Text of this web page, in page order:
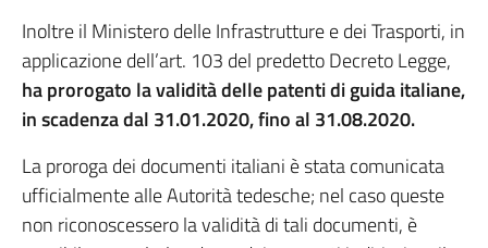
Inoltre il Ministero delle Infrastrutture e dei Trasporti, in
applicazione dell’art. 103 del predetto Decreto Legge,
ha prorogato la validità delle patenti di guida italiane,
in scadenza dal 31.01.2020, fino al 31.08.2020.
La proroga dei documenti italiani è stata comunicata
ufficialmente alle Autorità tedesche; nel caso queste
non riconoscessero la validità di tali documenti, è